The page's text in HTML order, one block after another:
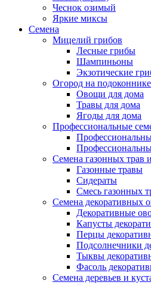
Чеснок озимый
Яркие миксы
Семена
Мицелий грибов
Лесные грибы
Шампиньоны
Экзотические
Огород на
Овощи для дома
Травы для дома
Ягоды для дома
Профессиональные
Семена газонных трав
Газонные травы
Сидераты
Смесь газонных
Семена декоративных
Декоративные
Капусты
Перцы
Подсолнечники
Тыквы
Фасоль
Семена деревьев и